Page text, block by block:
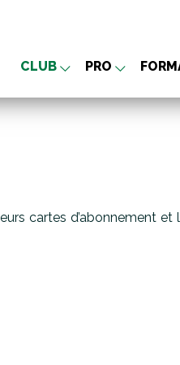
auCLUB PRO
cartes d’abonnement